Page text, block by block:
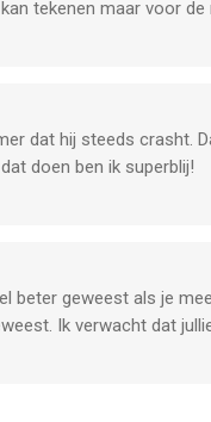
het laatst
tekenen maar voor
dat hij steeds crasht.
doen ben ik superblij!
beter geweest als je
Ik verwacht dat